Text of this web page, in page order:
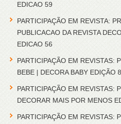
EDICAO 59
PARTICIPAÇÃO EM REVISTA:
PUBLICACAO DA REVISTA
EDICAO 56
PARTICIPAÇÃO EM REVISTAS:
BEBE | DECORA BABY EDIÇÃO
PARTICIPAÇÃO EM REVISTAS:
DECORAR MAIS POR MENOS
PARTICIPAÇÃO EM REVISTAS: